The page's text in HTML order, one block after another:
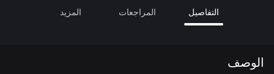
التفاصيل المراجعات المزيد
الوصف